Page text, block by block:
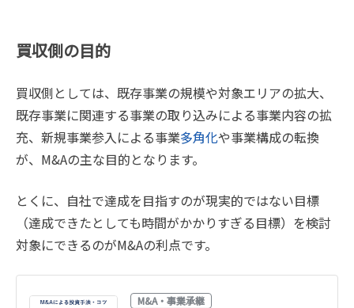
買収側の目的
買収側としては、既存事業の規模や対象エリアの拡大、
既存事業に関連する事業の取り込みによる事業内容の拡
充、新規事業参入による事業多角化や事業構成の転換
が、M&Aの主な目的となります。
とくに、自社で達成を目指すのが現実的ではない目標
（達成できたとしても時間がかかりすぎる目標）を検討
対象にできるのがM&Aの利点です。
M&A・事業承継